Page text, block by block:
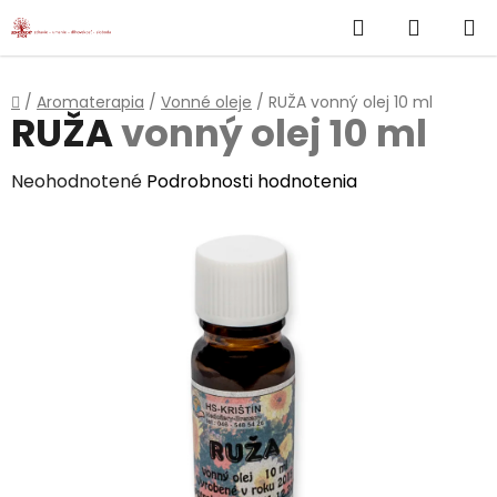
Prejsť
na
Hľadať
KOŠÍK
Domov
/ Aromaterapia / Vonné oleje / RUŽA vonný olej 10 ml
RUŽAvonný olej 10 ml
Priemerné
Neohodnotené Podrobnosti hodnotenia